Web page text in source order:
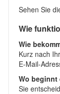
Sehen Sie
Wie
Wie
Kurz nach
E-Mail-
Wo beginnt
Sie